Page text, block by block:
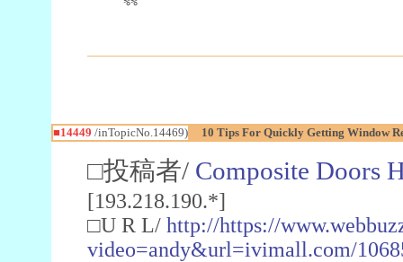
■14449 /inTopicNo.14469) 10 Tips For Quickly Getting Window
□投稿者/ Composite Doors
[193.218.190.*]
□U R L/ http://https://
video=andy&url=ivimall.com/